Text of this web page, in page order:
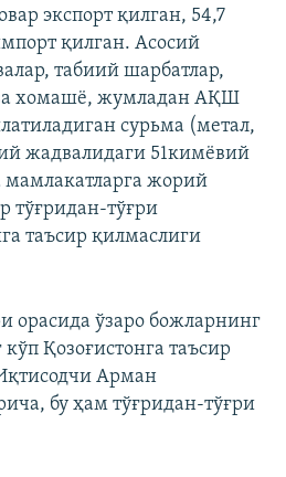
экспорт қилган, 54,7
қилган. Асосий
табиий шарбатлар,
хомашё, жумладан АҚШ
сурьма (метал,
жадвалидаги 51кимёвий
жорий
тўғридан-тўғри
таъсир қилмаслиги
орасида ўзаро божларнинг
Қозоғистонга таъсир
Арман
бу ҳам тўғридан-тўғри